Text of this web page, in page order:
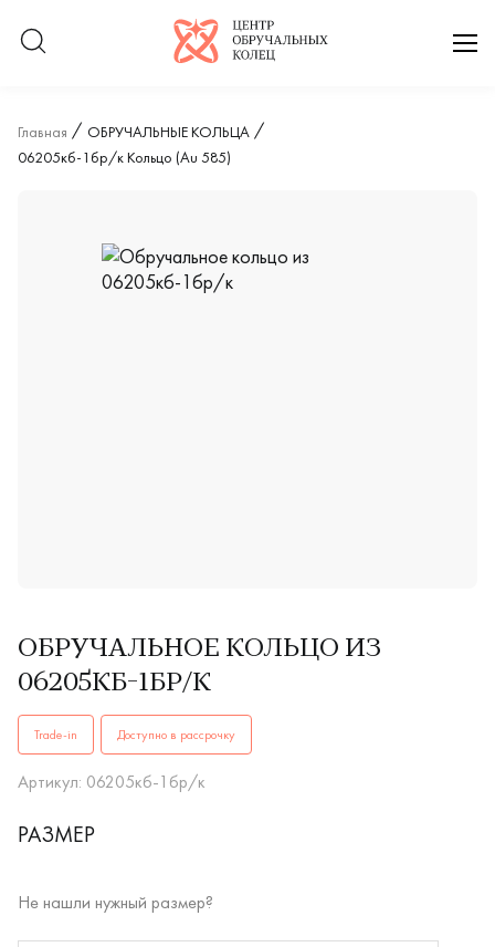
Логотип компании
Главная
ОБРУЧАЛЬНЫЕ КОЛЬЦА
06205кб-1бр/к Кольцо (Au 585)
ОБРУЧАЛЬНОЕ КОЛЬЦО ИЗ
06205КБ-1БР/К
ОБРУЧАЛЬНЫЕ КОЛЬЦА06205кб-1бр/ккупить в Иркутске.
Trade-in Доступно в рассрочку
Артикул: 06205кб-1бр/к
РАЗМЕР
Не нашли нужный размер?